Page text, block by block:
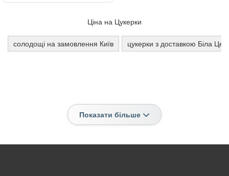
Ціна на Цукерки
солодощі на замовлення Київ цукерки з доставкою Біла
Показати більше